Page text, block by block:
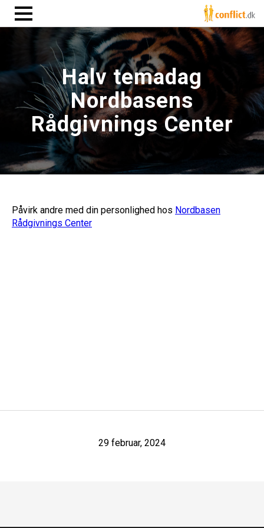
Halv temadag
Nordbasens
Rådgivnings Center
Påvirk andre med din personlighed hos Nordbasen
Rådgivnings Center
29 februar, 2024